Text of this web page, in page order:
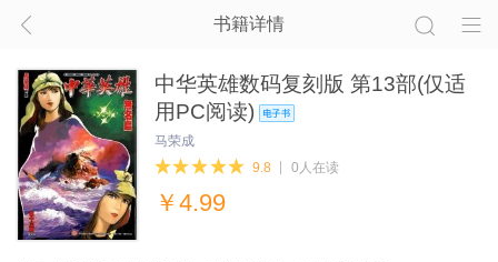
书籍详情
中华英雄数码复刻版 第13部(仅适
用PC阅读)
马荣成
9.8
0人在读
￥ 4.99